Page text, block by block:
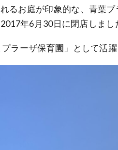
るお庭が印象的な、青葉
年6月30日に閉店しまし
ラーザ保育園」として活躍